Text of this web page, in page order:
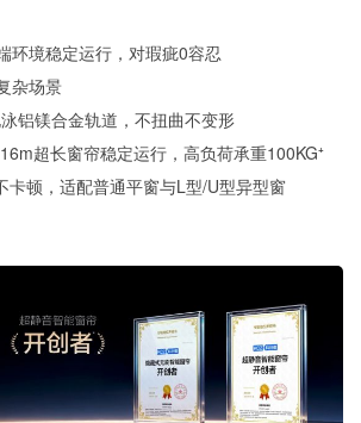
环境稳定运行，对瑕疵0容忍
杂场景
铝镁合金轨道，不扭曲不变形
超长窗帘稳定运行，高负荷承重100KG⁺
顿，适配普通平窗与L型/U型异型窗